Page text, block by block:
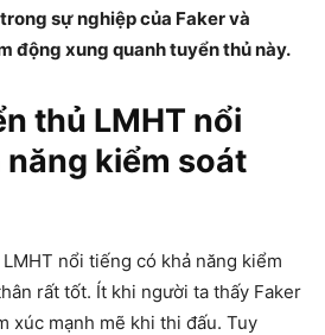
sự nghiệp của Faker và
động xung quanh tuyển thủ này.
thủ LMHT nổi
kiểm soát
nổi tiếng có khả năng kiểm
rất tốt. Ít khi người ta thấy Faker
xúc mạnh mẽ khi thi đấu. Tuy